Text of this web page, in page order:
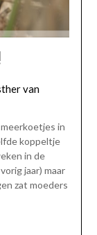
van
in
koppeltje
in de
jaar) maar
zat moeders